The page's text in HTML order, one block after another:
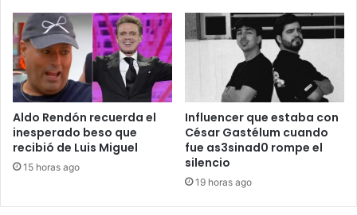
Aldo Rendón recuerda el
inesperado beso que
recibió de Luis Miguel
15 horas ago
Influencer que estaba con
César Gastélum cuando
fue as3sinad0 rompe el
silencio
19 horas ago